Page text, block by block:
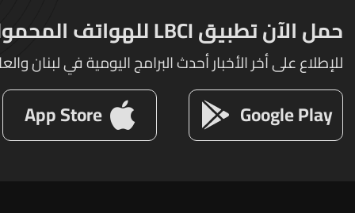
حمل الآن تطبيق LBCI للهواتف المحمولة
للإطلاع على أخر الأخبار أحدث البرامج اليومية في لبنان
Google Play
App Store